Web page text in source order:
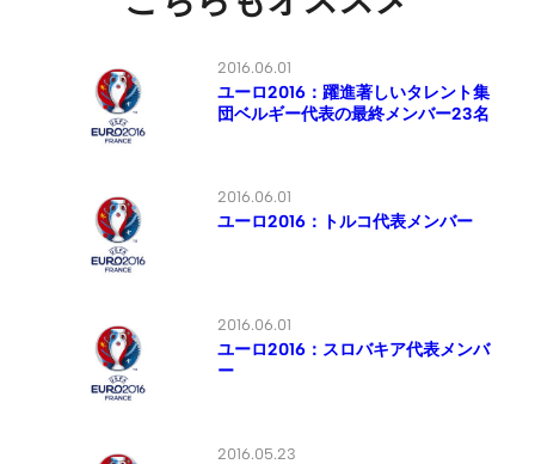
2016.06.01
ユーロ2016：躍進著しいタレント集
団ベルギー代表の最終メンバー23名
2016.06.01
ユーロ2016：トルコ代表メンバー
2016.06.01
ユーロ2016：スロバキア代表メンバ
ー
2016.05.23